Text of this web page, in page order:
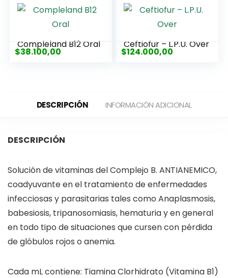
Compleland B12 Oral
$38.100,00
Ceftiofur – L.P.U. Over
$124.000,00
DESCRIPCIÓN INFORMACIÓN ADICIONAL
DESCRIPCIÓN
Solución de vitaminas del Complejo B. ANTIANEMICO,
coadyuvante en el tratamiento de enfermedades
infecciosas y parasitarias tales como Anaplasmosis,
babesiosis, tripanosomiasis, hematuria y en general
en todo tipo de situaciones que cursen con pérdida
de glóbulos rojos o anemia.
Cada mL contiene: Tiamina Clorhidrato (Vitamina B1)